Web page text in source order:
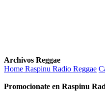
Archivos Reggae
Home Raspinu Radio Reggae
Promocionate en Raspinu